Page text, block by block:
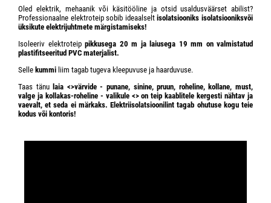
Oled elektrik, mehaanik või käsitööline ja otsid usaldusväärset abilist?
Professionaalne elektroteip sobib ideaalseltisolatsiooniks isolatsiooniksvõi
üksikute elektrijuhtmete märgistamiseks!
Isoleeriv elektroteip pikkusega 20 m ja laiusega 19 mm on valmistatud
plastifitseeritud PVC materjalist.
Selle kummi liim tagab tugeva kleepuvuse ja haarduvuse.
Taas tänu laia <>värvide- punane, sinine, pruun, roheline, kollane, must,
valge ja kollakas-roheline - valikule <>on teip kaablitele kergesti nähtav ja
vaevalt, et seda ei märkaks. Elektriisolatsioonilint tagab ohutuse kogu teie
kodus või kontoris!